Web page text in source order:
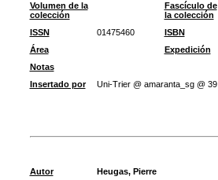
Volumen de la
colección
Fascículo de
la colección
ISSN
01475460
ISBN
Área
Expedición
Notas
Insertado por
Uni-Trier @ amaranta_sg @ 39
Autor
Heugas, Pierre